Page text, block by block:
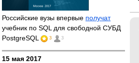
Российские вузы впервые получат
учебник по SQL для свободной СУБД
PostgreSQL
3 3
15 мая 2017